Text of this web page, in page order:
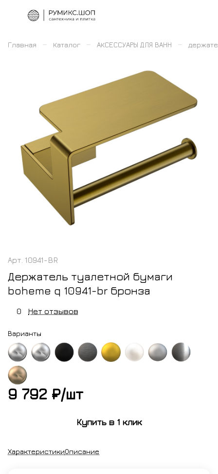
Главная – Каталог – АКСЕССУАРЫ ДЛЯ ВАНН –
Арт. 10941-BR
Держатель туалетной бумаги
boheme q 10941-br бронза
0 Нет отзывов
Варианты
хром
матовый
сталь
9 792 ₽/шт
Купить в 1 клик
ХарактеристикиОписание